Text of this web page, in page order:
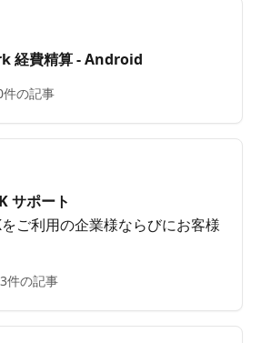
経費精算 - Android
件の記事
サポート
ご利用の企業様ならびにお客様
件の記事